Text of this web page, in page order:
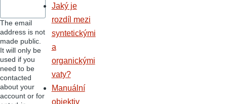
The email
address is not
made public.
It will only be
used if you
need to be
contacted
about your
account or for
Jaký je
rozdíl mezi
syntetickými
a
organickými
vaty?
Manuální
objektiv